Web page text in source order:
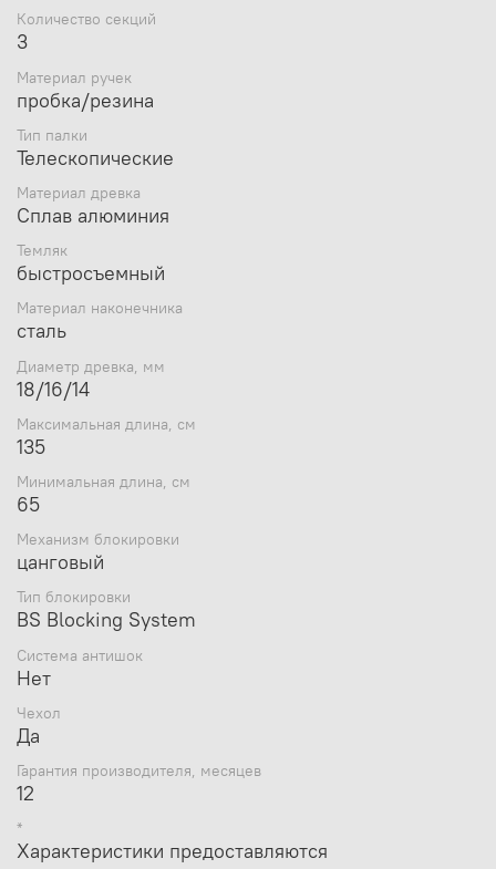
Количество секций
3
Материал ручек
пробка/резина
Тип палки
Телескопические
Материал древка
Сплав алюминия
Темляк
быстросъемный
Материал наконечника
сталь
Диаметр древка, мм
18/16/14
Максимальная длина, см
135
Минимальная длина, см
65
Механизм блокировки
цанговый
Тип блокировки
BS Blocking System
Система антишок
Нет
Чехол
Да
Гарантия производителя, месяцев
12
*
Характеристики предоставляются